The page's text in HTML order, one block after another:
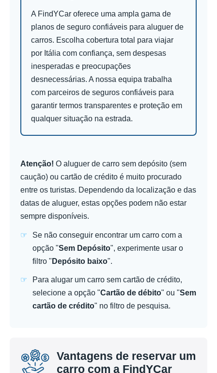
A FindYCar oferece uma ampla gama de
planos de seguro confiáveis para aluguer de
carros. Escolha cobertura total para viajar
por Itália com confiança, sem despesas
inesperadas e preocupações
desnecessárias. A nossa equipa trabalha
com parceiros de seguros confiáveis para
garantir termos transparentes e proteção em
qualquer situação na estrada.
Atenção! O aluguer de carro sem depósito (sem
caução) ou cartão de crédito é muito procurado
entre os turistas. Dependendo da localização e das
datas de aluguer, estas opções podem não estar
sempre disponíveis.
Se não conseguir encontrar um carro com a
opção "Sem Depósito", experimente usar o
filtro " Depósito baixo".
Para alugar um carro sem cartão de crédito,
selecione a opção "Cartão de débito" ou "Sem
cartão de crédito" no filtro de pesquisa.
Vantagens de reservar um
carro com a FindYCar